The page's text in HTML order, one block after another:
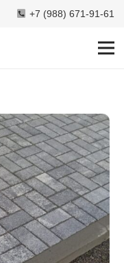
+7 (988) 671-91-61